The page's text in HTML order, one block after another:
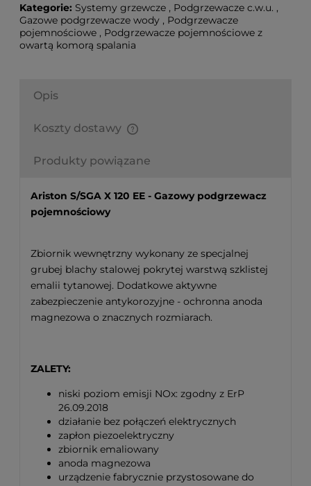
Kategorie: Systemy grzewcze , Podgrzewacze c.w.u. ,
Gazowe podgrzewacze wody , Podgrzewacze
pojemnościowe , Podgrzewacze pojemnościowe z
owartą komorą spalania
Opis
Koszty dostawy
w koszyku i uzależnione od wagi i gabarytu
produktów które się w nim znajdują.
Produkty powiązane
Ariston S/SGA X 120 EE - Gazowy podgrzewacz
pojemnościowy
Zbiornik wewnętrzny wykonany ze specjalnej
grubej blachy stalowej pokrytej warstwą szklistej
emalii tytanowej. Dodatkowe aktywne
zabezpieczenie antykorozyjne - ochronna anoda
magnezowa o znacznych rozmiarach.
ZALETY:
niski poziom emisji NOx: zgodny z ErP
26.09.2018
działanie bez połączeń elektrycznych
zapłon piezoelektryczny
zbiornik emaliowany
anoda magnezowa
urządzenie fabrycznie przystosowane do